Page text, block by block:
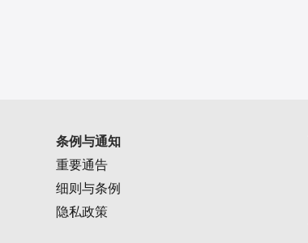
条例与通知
重要通告
细则与条例
隐私政策